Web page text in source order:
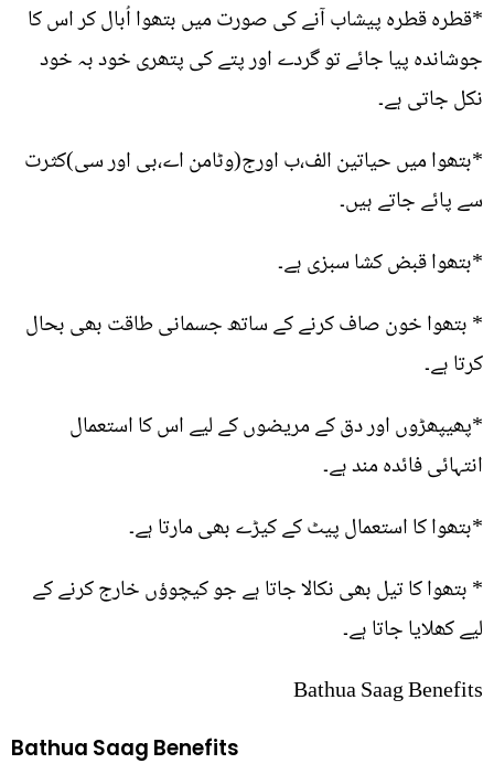
*قطرہ قطرہ پیشاب آنے کی صورت میں بتھوا اُبال کر اس کا
جوشاندہ پیا جائے تو گردے اور پتے کی پتھری خود بہ خود
نکل جاتی ہے۔
*بتھوا میں حیاتین الف،ب اورج(وٹامن اے،بی اور سی)کثرت
سے پائے جاتے ہیں۔
*بتھوا قبض کشا سبزی ہے۔
* بتھوا خون صاف کرنے کے ساتھ جسمانی طاقت بھی بحال
کرتا ہے۔
*پھیپھڑوں اور دق کے مریضوں کے لیے اس کا استعمال
انتہائی فائدہ مند ہے۔
*بتھوا کا استعمال پیٹ کے کیڑے بھی مارتا ہے۔
* بتھوا کا تیل بھی نکالا جاتا ہے جو کیچوؤں خارج کرنے کے
لیے کھلایا جاتا ہے۔
Bathua Saag Benefits
Bathua Saag Benefits